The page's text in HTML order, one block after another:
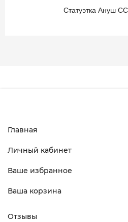
Статуэтка Ануш
Главная
Личный кабинет
Ваше избранное
Ваша корзина
Отзывы